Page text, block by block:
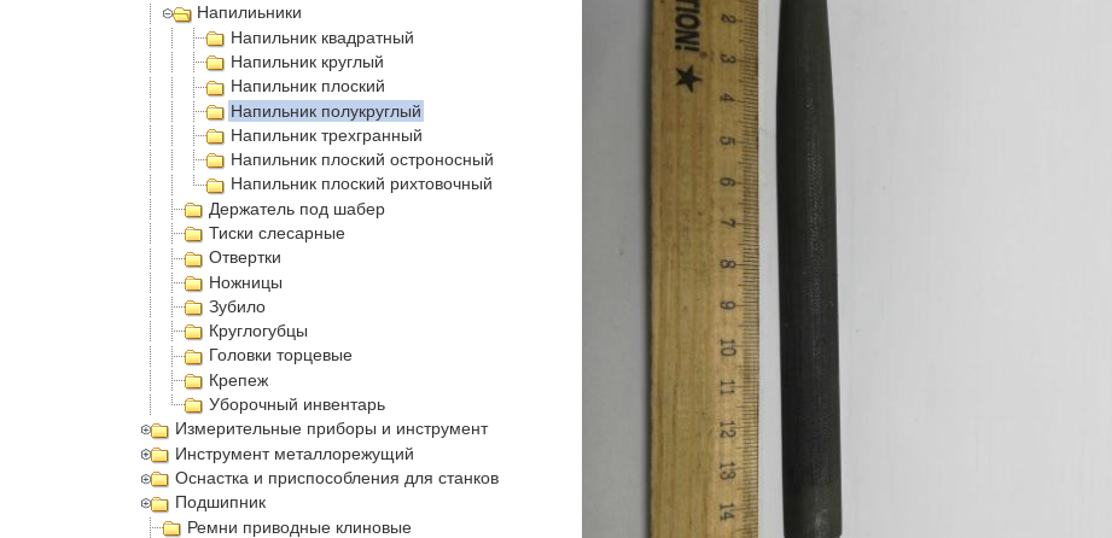
Напилиьники
Напильник квадратный
Напильник круглый
Напильник плоский
Напильник полукруглый
Напильник трехгранный
Напильник плоский остроносный
Напильник плоский рихтовочный
Держатель под шабер
Тиски слесарные
Отвертки
Ножницы
Зубило
Круглогубцы
Головки торцевые
Крепеж
Уборочный инвентарь
Измерительные приборы и инструмент
Инструмент металлорежущий
Оснастка и приспособления для станков
Подшипник
Ремни приводные клиновые